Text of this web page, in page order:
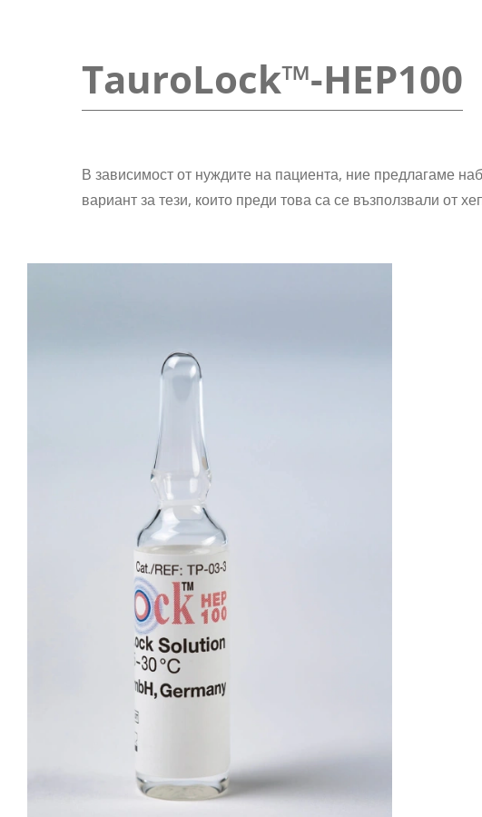
TauroLock™-HEP100
В зависимост от нуждите на пациента, ние предлагаме
вариант за тези, които преди това са се възползвали от